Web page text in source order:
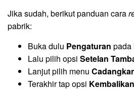
Jika sudah, berikut panduan cara
pabrik:
Buka dulu Pengaturan pada
Lalu pilih opsi Setelan
Lanjut pilih menu
Terakhir tap opsi